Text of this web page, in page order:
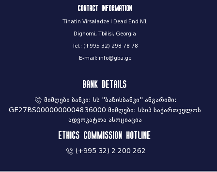
Contact information
Tinatin Virsaladze I Dead End N1
Dighomi, Tbilisi, Georgia
Tel.: (+995 32) 298 78 78
E-mail: info@gba.ge
Bank Details
მიმღები ბანკი: სს "ბაზისბანკი" ანგარიში:
GE27BS0000000004836000 მიმღები: სსიპ საქართველოს
ადვოკატთა ასოციაცია
Ethics commission hotline
(+995 32) 2 200 262